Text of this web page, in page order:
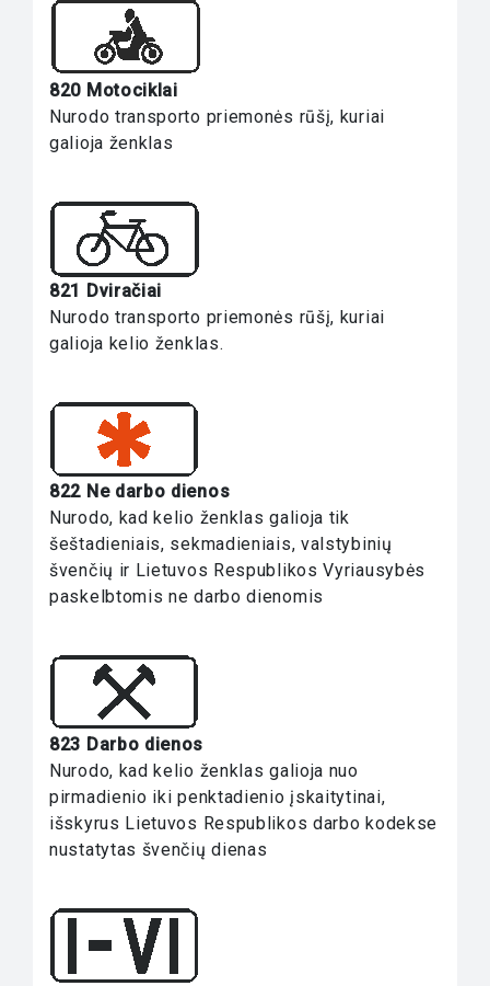
820 Motociklai
Nurodo transporto priemonės rūšį, kuriai
galioja ženklas
821 Dviračiai
Nurodo transporto priemonės rūšį, kuriai
galioja kelio ženklas.
822 Ne darbo dienos
Nurodo, kad kelio ženklas galioja tik
šeštadieniais, sekmadieniais, valstybinių
švenčių ir Lietuvos Respublikos Vyriausybės
paskelbtomis ne darbo dienomis
823 Darbo dienos
Nurodo, kad kelio ženklas galioja nuo
pirmadienio iki penktadienio įskaitytinai,
išskyrus Lietuvos Respublikos darbo kodekse
nustatytas švenčių dienas